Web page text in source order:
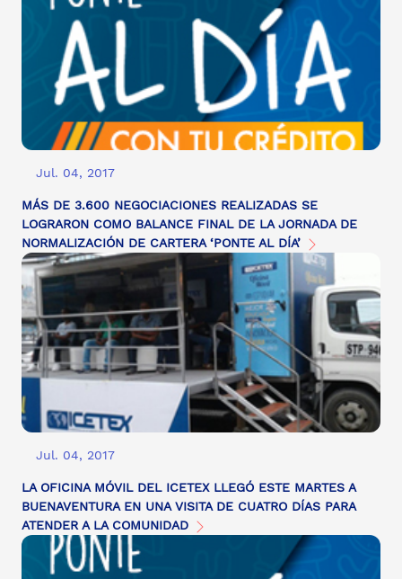
Jul. 04, 2017
MÁS DE 3.600 NEGOCIACIONES REALIZADAS SE
LOGRARON COMO BALANCE FINAL DE LA JORNADA DE
NORMALIZACIÓN DE CARTERA ‘PONTE AL DÍA’
Jul. 04, 2017
LA OFICINA MÓVIL DEL ICETEX LLEGÓ ESTE MARTES A
BUENAVENTURA EN UNA VISITA DE CUATRO DÍAS PARA
ATENDER A LA COMUNIDAD